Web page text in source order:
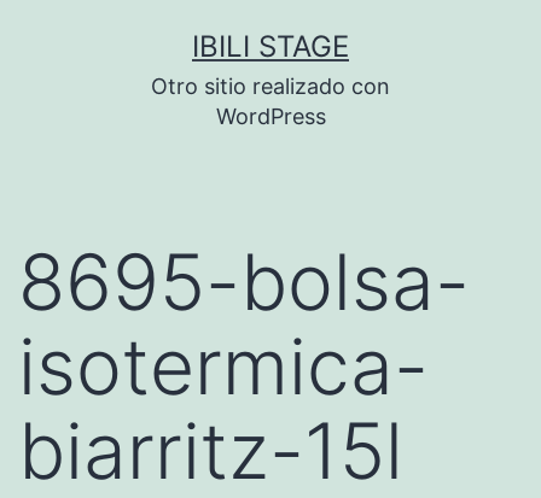
IBILI STAGE
Otro sitio realizado con
WordPress
8695-bolsa-
isotermica-
biarritz-15l